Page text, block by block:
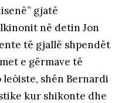
gjatë
në detin Jon
të gjallë shpendët
e gërmave të
shën Bernardi
kur shikonte dhe